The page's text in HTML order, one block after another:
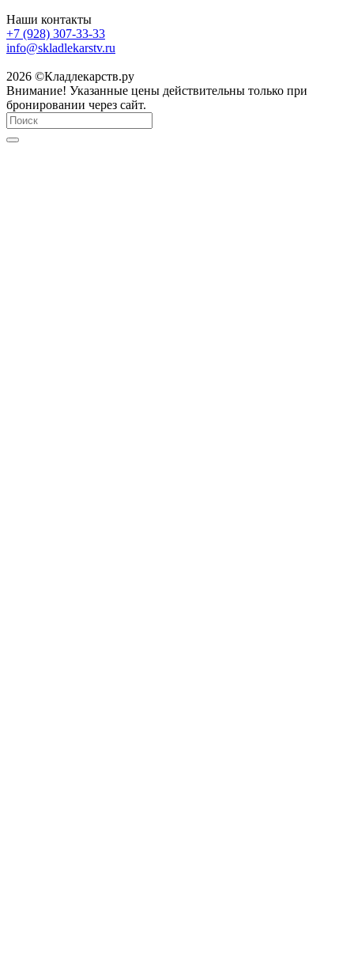
Наши контакты
+7 (928) 307-33-33
info@skladlekarstv.ru
2026 ©Кладлекарств.ру
Внимание! Указанные цены действительны только при
бронировании через сайт.